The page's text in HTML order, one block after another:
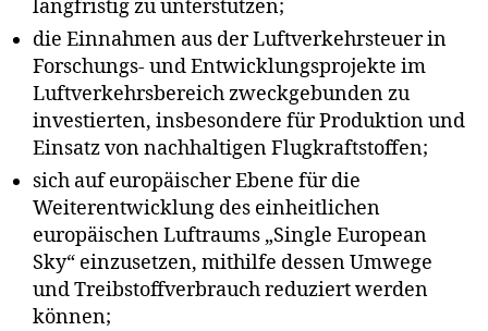
langfristig zu unterstützen;
die Einnahmen aus der Luftverkehrsteuer in
Forschungs- und Entwicklungsprojekte im
Luftverkehrsbereich zweckgebunden zu
investierten, insbesondere für Produktion und
Einsatz von nachhaltigen Flugkraftstoffen;
sich auf europäischer Ebene für die
Weiterentwicklung des einheitlichen
europäischen Luftraums „Single European
Sky“ einzusetzen, mithilfe dessen Umwege
und Treibstoffverbrauch reduziert werden
können;